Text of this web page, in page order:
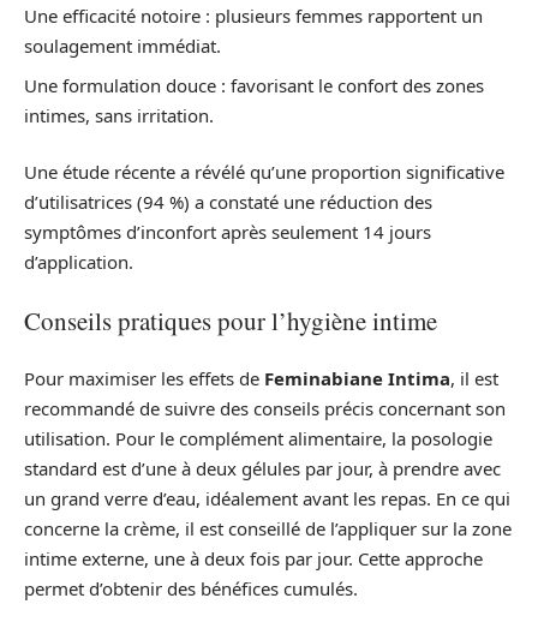
Une efficacité notoire : plusieurs femmes rapportent un
soulagement immédiat.
Une formulation douce : favorisant le confort des zones
intimes, sans irritation.
Une étude récente a révélé qu’une proportion significative
d’utilisatrices (94 %) a constaté une réduction des
symptômes d’inconfort après seulement 14 jours
d’application.
Conseils pratiques pour l’hygiène intime
Pour maximiser les effets de Feminabiane Intima, il est
recommandé de suivre des conseils précis concernant son
utilisation. Pour le complément alimentaire, la posologie
standard est d’une à deux gélules par jour, à prendre avec
un grand verre d’eau, idéalement avant les repas. En ce qui
concerne la crème, il est conseillé de l’appliquer sur la zone
intime externe, une à deux fois par jour. Cette approche
permet d’obtenir des bénéfices cumulés.